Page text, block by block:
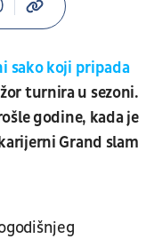
sako koji pripada
turnira u sezoni.
godine, kada je
Grand slam